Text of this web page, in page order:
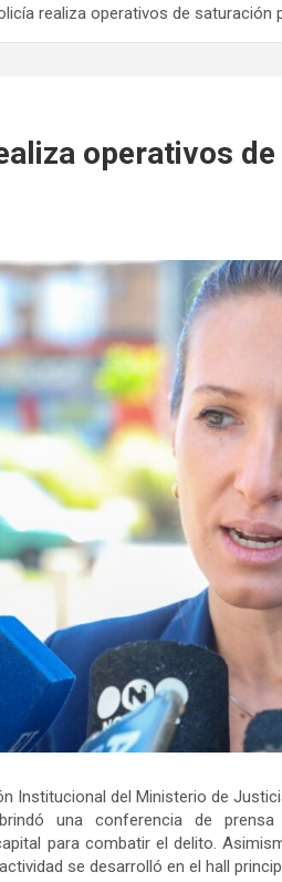
realiza operativos de saturación
operativos
Institucional del Ministerio de
brindó una conferencia de
para combatir el delito.
se desarrolló en el hall